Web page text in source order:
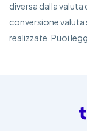
diversa dalla
conversione
realizzate. Puoi